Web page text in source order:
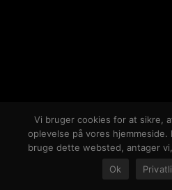
Vi bruger cookies for at sikre,
oplevelse på vores
bruge dette websted, antager
Ok